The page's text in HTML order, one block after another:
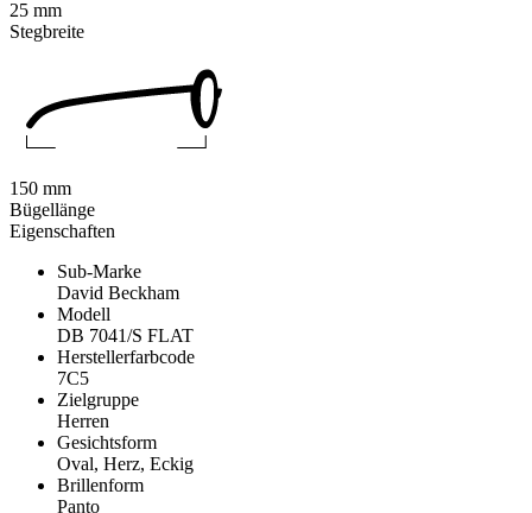
Eigenschaften
Sub-Marke
David Beckham
Modell
DB 7041/S FLAT
Herstellerfarbcode
7C5
Zielgruppe
Herren
Gesichtsform
Oval, Herz, Eckig
Brillenform
Panto
25 mm
Stegbreite
150 mm
Bügellänge